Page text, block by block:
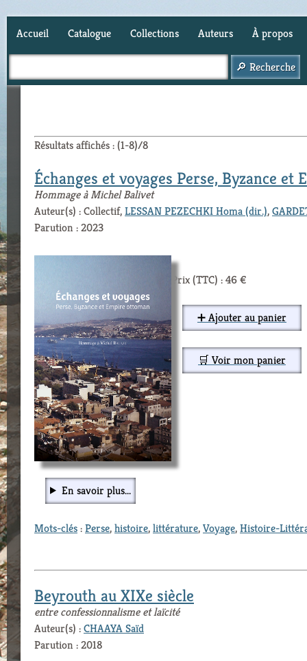
Accueil Catalogue Collections Auteurs À propos
Résultats affichés : (1-8)/8
Échanges et voyages Perse, Byzance et
Hommage à Michel Balivet
Auteur(s) : Collectif,LESSAN PEZECHKI Homa (dir.),
Parution : 2023
Prix (TTC) : 46 €
➕ Ajouter au panier
🛒 Voir mon panier
En savoir plus...
Mots-clés:Perse,histoire,littérature,Voyage,Histoire-
Beyrouth au XIXe siècle
entre confessionnalisme et laïcité
Auteur(s) :CHAAYA Saïd
Parution : 2018